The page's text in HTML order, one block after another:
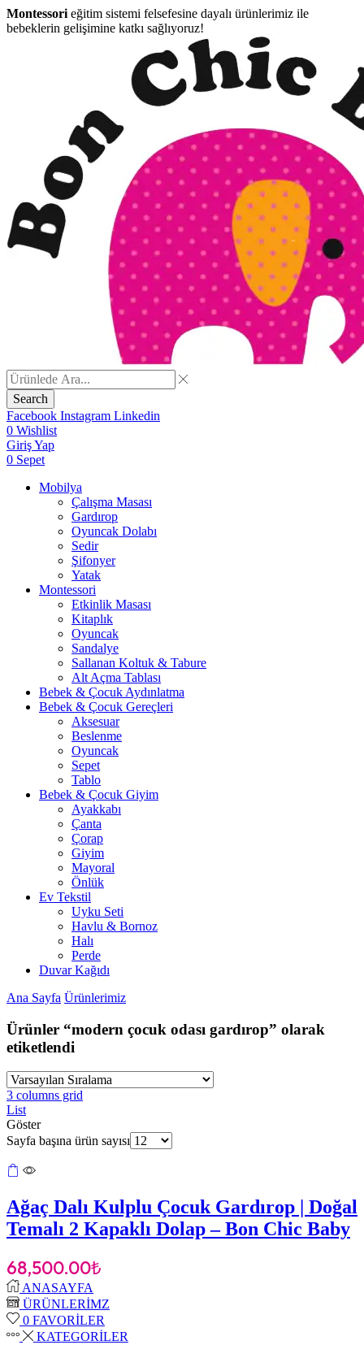
Montessori eğitim sistemi felsefesine dayalı ürünlerimiz ile
bebeklerin gelişimine katkı sağlıyoruz!
Search
Facebook Instagram Linkedin
0 Wishlist
Giriş Yap
0 Sepet
Mobilya
Çalışma Masası
Gardırop
⁠Oyuncak Dolabı
Sedir
Şifonyer
Yatak
Montessori
Etkinlik Masası
Kitaplık
Oyuncak
Sandalye
Sallanan Koltuk & Tabure
Alt Açma Tablası
Bebek & Çocuk Aydınlatma
Bebek & Çocuk Gereçleri
Aksesuar
Beslenme
Oyuncak
Sepet
Tablo
Bebek & Çocuk Giyim
Ayakkabı
Çanta
Çorap
Giyim
Mayoral
Önlük
Ev Tekstil
Uyku Seti
Havlu & Bornoz
Halı
Perde
Duvar Kağıdı
Ana Sayfa Ürünlerimiz
Ürünler “modern çocuk odası gardırop” olarak
etiketlendi
3 columns grid
List
Göster
Sayfa başına ürün sayısı
Ağaç Dalı Kulplu Çocuk Gardırop | Doğal
Temalı 2 Kapaklı Dolap – Bon Chic Baby
68,500.00₺
ANASAYFA
ÜRÜNLERİMZ
0 FAVORİLER
KATEGORİLER